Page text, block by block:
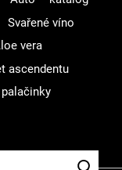
Svařené víno
vera
ascendentu